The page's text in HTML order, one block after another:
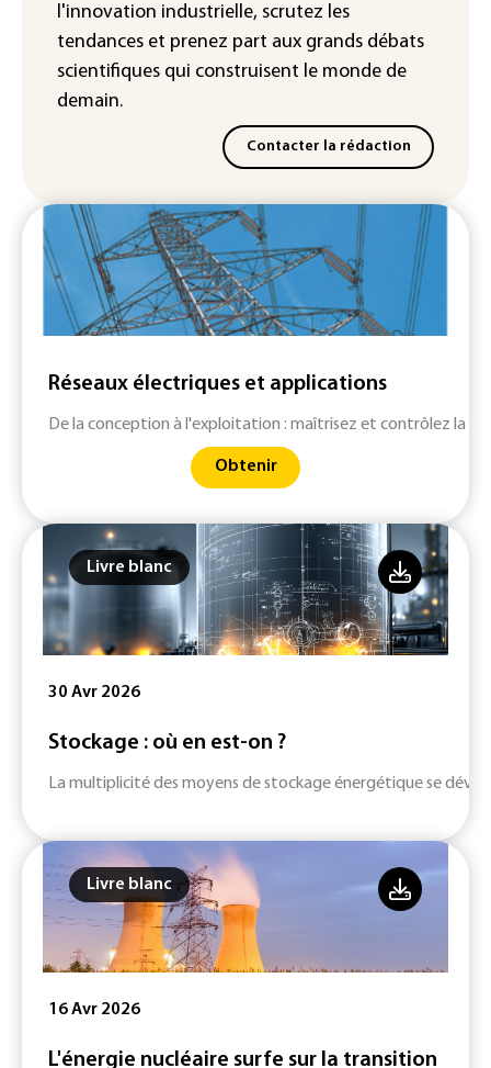
France
l'innovation industrielle, scrutez les
tendances et prenez part aux grands débats
scientifiques qui construisent le monde de
demain.
Contacter la rédaction
Réseaux électriques et applications
De la conception à l'exploitation : maîtrisez et contrôlez la
Obtenir
Livre blanc
30 Avr 2026
Stockage : où en est-on ?
La multiplicité des moyens de stockage énergétique se
Livre blanc
16 Avr 2026
L'énergie nucléaire surfe sur la transition